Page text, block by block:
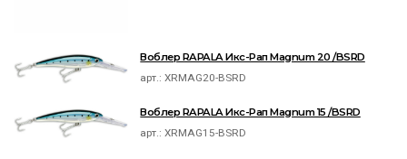
Воблер RAPALA Икс-Рап Magnum 20 /BSRD
арт.:XRMAG20-BSRD
Воблер RAPALA Икс-Рап Magnum 15 /BSRD
арт.:XRMAG15-BSRD